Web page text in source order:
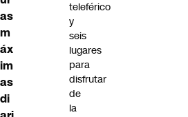
as
m
áx
im
as
di
teleférico
y
seis
lugares
para
disfrutar
de
la